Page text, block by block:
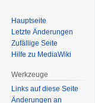
Hauptseite
Letzte Änderungen
Zufällige Seite
Hilfe zu MediaWiki
Werkzeuge
Links auf diese Seite
Änderungen an